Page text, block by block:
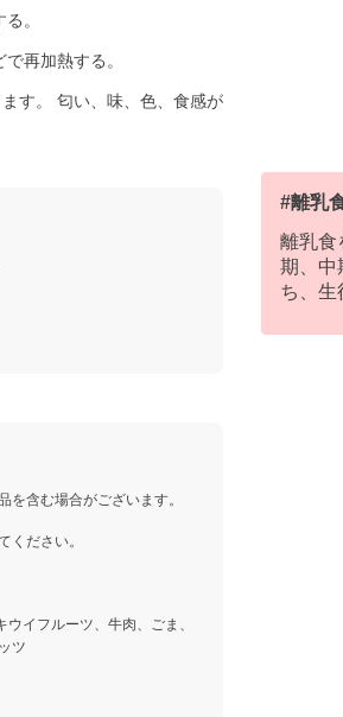
。
再加熱する。
す。 匂い、味、色、食感が
含む場合がございます。
ください。
イフルーツ、牛肉、ごま、
ツ
#離乳
離乳食
期、中
ち、生